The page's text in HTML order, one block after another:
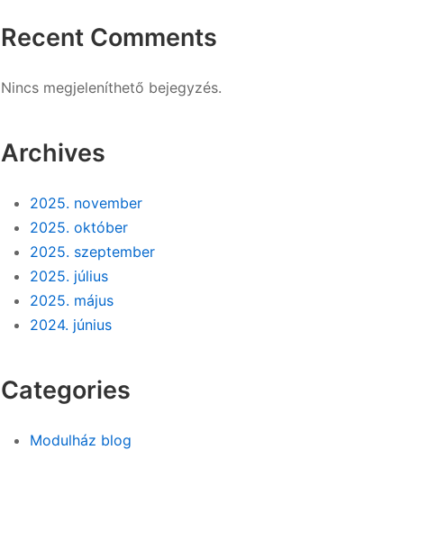
Recent Comments
Nincs megjeleníthető bejegyzés.
Archives
2025. november
2025. október
2025. szeptember
2025. július
2025. május
2024. június
Categories
Modulház blog